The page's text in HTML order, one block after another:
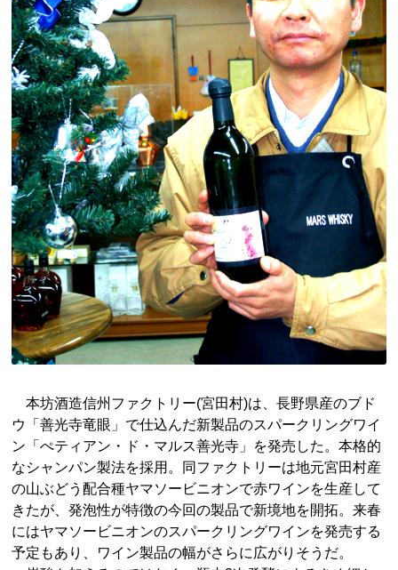
本坊酒造信州ファクトリー(宮田村)は、長野県産のブド
ウ「善光寺竜眼」で仕込んだ新製品のスパークリングワイ
ン「ぺティアン・ド・マルス善光寺」を発売した。本格的
なシャンパン製法を採用。同ファクトリーは地元宮田村産
の山ぶどう配合種ヤマソービニオンで赤ワインを生産して
きたが、発泡性が特徴の今回の製品で新境地を開拓。来春
にはヤマソービニオンのスパークリングワインを発売する
予定もあり、ワイン製品の幅がさらに広がりそうだ。